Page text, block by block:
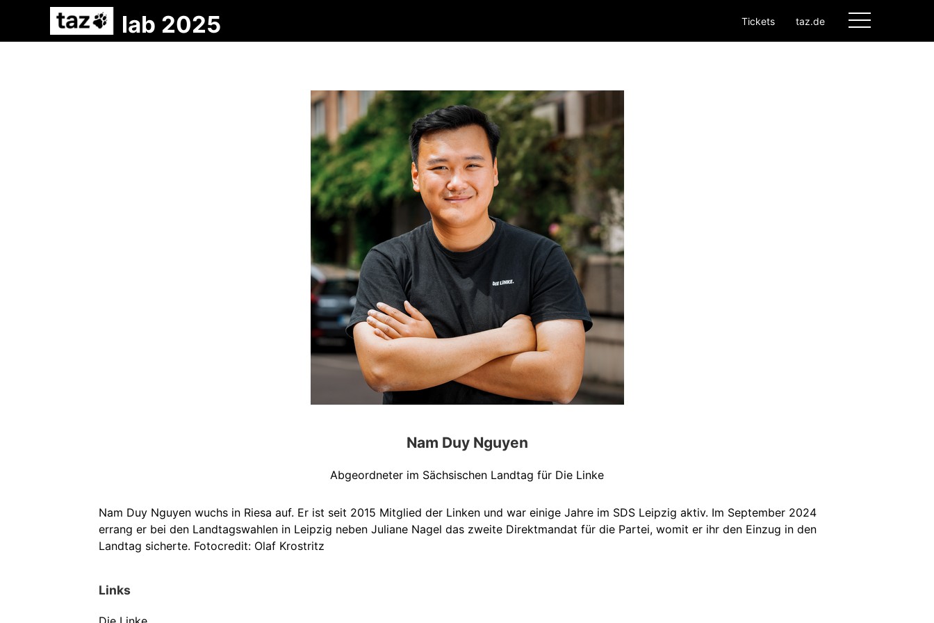
lab 2025 Tickets taz.de
Nam Duy Nguyen
Abgeordneter im Sächsischen Landtag für Die Linke
Nam Duy Nguyen wuchs in Riesa auf. Er ist seit 2015 Mitglied der Linken und war einige Jahre im SDS Leipzig aktiv. Im September 2024
errang er bei den Landtagswahlen in Leipzig neben Juliane Nagel das zweite Direktmandat für die Partei, womit er ihr den Einzug in den
Landtag sicherte. Fotocredit: Olaf Krostritz
Links